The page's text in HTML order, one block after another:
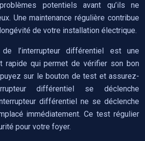
potentiels avant qu’ils ne
Une maintenance régulière contribue
de votre installation électrique.
l’interrupteur différentiel est une
rapide qui permet de vérifier son bon
sur le bouton de test et assurez-
différentiel se déclenche
différentiel ne se déclenche
immédiatement. Ce test régulier
pour votre foyer.